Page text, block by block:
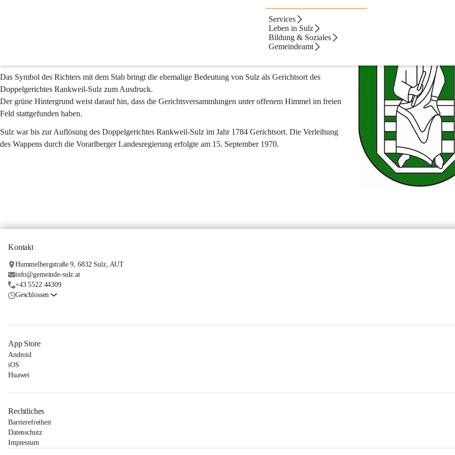
Services
Leben in Sulz
Bildung & Soziales
Gemeindeamt
Das Wappen der Gemeinde Sulz zeigt einen auf silbernem Stuhl sitzenden und silbern gekleideten mit
Stirnreif gekrönten Grafen (Richter). Er hält in der rechten Hand einen Richterstab, die linke Hand ist auf
Das Symbol des Richters mit dem Stab bringt die ehemalige Bedeutung von Sulz als Gerichtsort des
Doppelgerichtes Rankweil-Sulz zum Ausdruck.
Der grüne Hintergrund weist darauf hin, dass die Gerichtsversammlungen unter offenem Himmel im freien
Feld stattgefunden haben.
Sulz war bis zur Auflösung des Doppelgerichtes Rankweil-Sulz im Jahr 1784 Gerichtsort. Die Verleihung
des Wappens durch die Vorarlberger Landesregierung erfolgte am 15. September 1970.
Kontakt
Hummelbergstraße 9, 6832 Sulz, AUT
info@gemeinde-sulz.at
+43 5522 44309
Geschlossen
App Store
Android
iOS
Huawei
Rechtliches
Barrierefreiheit
Datenschutz
Impressum